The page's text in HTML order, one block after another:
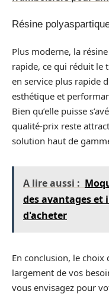
Résine
Plus moderne, la
rapide, ce qui réduit le
en service plus rapide
esthétique et
Bien qu’elle puisse
qualité-prix reste
solution haut de
A lire aussi :
des avantages
d'acheter
En conclusion, le choix
largement de vos
vous envisagez pour